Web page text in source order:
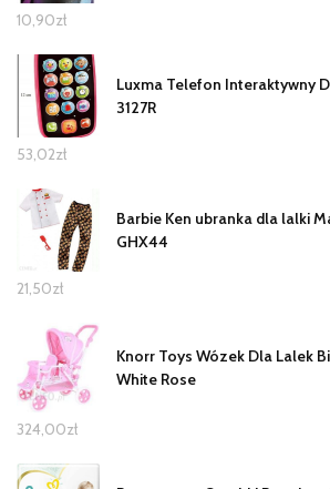
10,90zł
Luxma Telefon Interaktywny
3127R
53,02zł
Barbie Ken ubranka dla lalki
GHX44
21,50zł
Knorr Toys Wózek Dla Lalek
White Rose
324,00zł